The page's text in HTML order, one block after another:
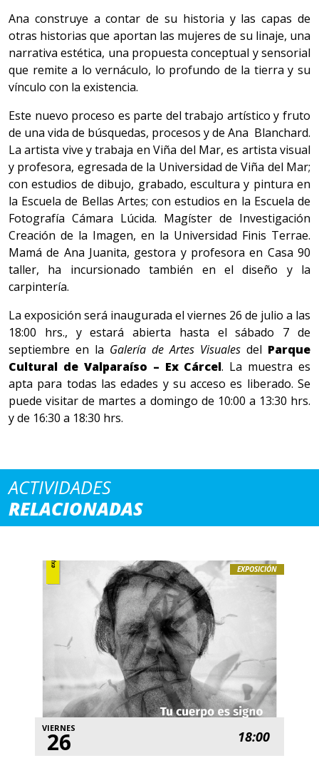
Ana construye a contar de su historia y las capas de
otras historias que aportan las mujeres de su linaje, una
narrativa estética, una propuesta conceptual y sensorial
que remite a lo vernáculo, lo profundo de la tierra y su
vínculo con la existencia.
Este nuevo proceso es parte del trabajo artístico y fruto
de una vida de búsquedas, procesos y de Ana Blanchard.
La artista vive y trabaja en Viña del Mar, es artista visual
y profesora, egresada de la Universidad de Viña del Mar;
con estudios de dibujo, grabado, escultura y pintura en
la Escuela de Bellas Artes; con estudios en la Escuela de
Fotografía Cámara Lúcida. Magíster de Investigación
Creación de la Imagen, en la Universidad Finis Terrae.
Mamá de Ana Juanita, gestora y profesora en Casa 90
taller, ha incursionado también en el diseño y la
carpintería.
La exposición será inaugurada el viernes 26 de julio a las
18:00 hrs., y estará abierta hasta el sábado 7 de
septiembre en la Galería de Artes Visuales del Parque
Cultural de Valparaíso – Ex Cárcel. La muestra es
apta para todas las edades y su acceso es liberado. Se
puede visitar de martes a domingo de 10:00 a 13:30 hrs.
y de 16:30 a 18:30 hrs.
ACTIVIDADES
RELACIONADAS
EXPOSICIÓN
VIERNES
26 18:00